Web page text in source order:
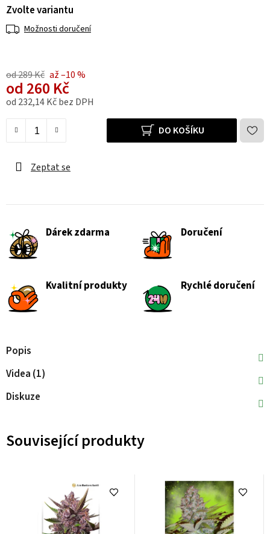
Zvolte variantu
Možnosti doručení
od 289 Kč až –10 %
od 260 Kč
od 232,14 Kčbez DPH
DO KOŠÍKU
Zeptat se
Dárek zdarma Doručení
Kvalitní produkty Rychlé doručení
Popis
Videa (1)
Diskuze
Související produkty